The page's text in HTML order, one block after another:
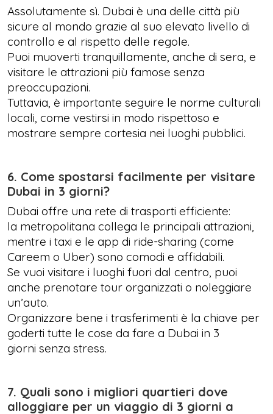
Assolutamente sì. Dubai è una delle città più
sicure al mondo grazie al suo elevato livello di
controllo e al rispetto delle regole.
Puoi muoverti tranquillamente, anche di sera, e
visitare le attrazioni più famose senza
preoccupazioni.
Tuttavia, è importante seguire le norme culturali
locali, come vestirsi in modo rispettoso e
mostrare sempre cortesia nei luoghi pubblici.
6. Come spostarsi facilmente per visitare
Dubai in 3 giorni?
Dubai offre una rete di trasporti efficiente:
la metropolitana collega le principali attrazioni,
mentre i taxi e le app di ride-sharing (come
Careem o Uber) sono comodi e affidabili.
Se vuoi visitare i luoghi fuori dal centro, puoi
anche prenotare tour organizzati o noleggiare
un’auto.
Organizzare bene i trasferimenti è la chiave per
goderti tutte le cose da fare a Dubai in 3
giorni senza stress.
7. Quali sono i migliori quartieri dove
alloggiare per un viaggio di 3 giorni a